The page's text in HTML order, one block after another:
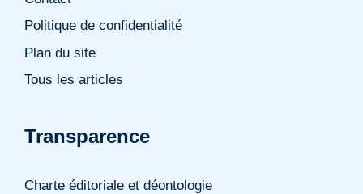
Politique de confidentialité
Plan du site
Tous les articles
Transparence
Charte éditoriale et déontologie